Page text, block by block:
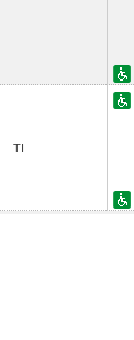
TI